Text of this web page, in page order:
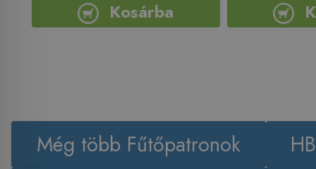
Kosárba
Még több Fűtőpatronok